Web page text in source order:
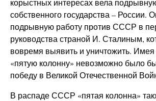
корыстных интересах вела
собственного государства – России.
подрывную работу против СССР в
руководства страной И. Сталиным,
вовремя выявить и уничтожить. Имея
«пятую колонну» невозможно было
победу в Великой Отечественной
В распаде СССР «пятая колонна»